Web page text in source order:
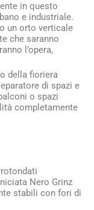
in questo
e industriale.
un orto verticale
che saranno
l’opera,
della fioriera
di spazi e
o spazi
completamente
Nero Grinz
stabili con fori di